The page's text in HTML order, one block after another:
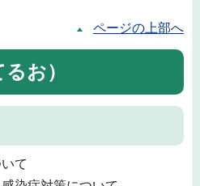
ページの上部へ
お）
て